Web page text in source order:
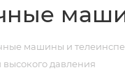
машины и
давления